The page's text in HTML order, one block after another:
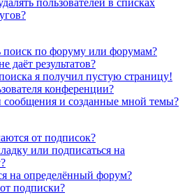
пользователей в списках
по форуму или форумам?
даёт результатов?
я получил пустую страницу!
конференции?
сообщения и созданные мной темы?
от подписок?
или подписаться на
на определённый форум?
подписки?